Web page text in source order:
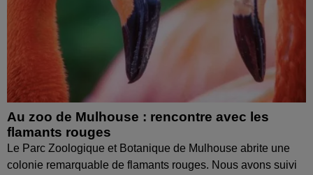
Au zoo de Mulhouse : rencontre avec les
flamants rouges
Le Parc Zoologique et Botanique de Mulhouse abrite une
colonie remarquable de flamants rouges. Nous avons suivi